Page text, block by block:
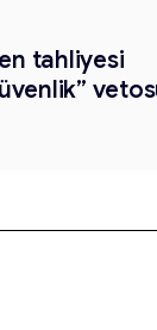
tahliyesi